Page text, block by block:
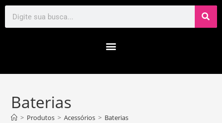
Baterias
> Produtos > Acessórios > Baterias